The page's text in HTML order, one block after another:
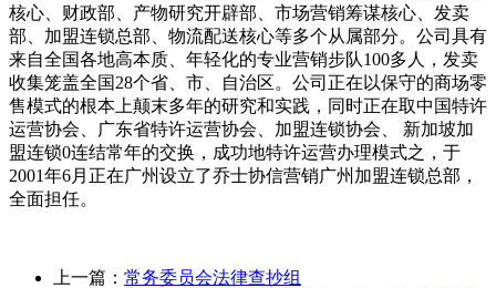
核心、财政部、产物研究开辟部、市场营销筹谋核心、发卖
部、加盟连锁总部、物流配送核心等多个从属部分。公司具有
来自全国各地高本质、年轻化的专业营销步队100多人，发卖
收集笼盖全国28个省、市、自治区。公司正在以保守的商场零
售模式的根本上颠末多年的研究和实践，同时正在取中国特许
运营协会、广东省特许运营协会、加盟连锁协会、 新加坡加
盟连锁0连结常年的交换，成功地特许运营办理模式之，于
2001年6月正在广州设立了乔士协信营销广州加盟连锁总部，
全面担任。
上一篇： 常务委员会法律查抄组